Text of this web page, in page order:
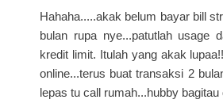
Hahaha.....akak belum bayar bill
bulan rupa nye...patutlah usage
kredit limit. Itulah yang akak
online...terus buat transaksi 2
lepas tu call rumah...hubby bagitau